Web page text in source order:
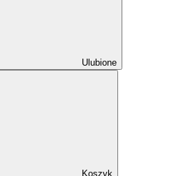
Ulubione
Koszyk